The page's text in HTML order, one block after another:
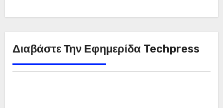
Διαβάστε Την Εφημερίδα Techpress